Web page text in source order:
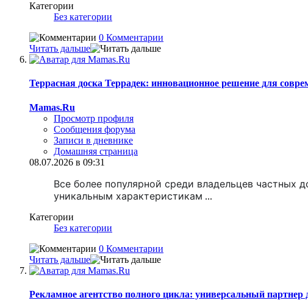
Категории
Без категории
0 Комментарии
Читать дальше
Террасная доска Террадек: инновационное решение для
Mamas.Ru
Просмотр профиля
Сообщения форума
Записи в дневнике
Домашняя страница
08.07.2026 в 09:31
Все более популярной среди владельцев частных
уникальным характеристикам ...
Категории
Без категории
0 Комментарии
Читать дальше
Рекламное агентство полного цикла: универсальный